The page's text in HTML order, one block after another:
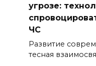
угрозе:
ЧС
Развитие
тесная